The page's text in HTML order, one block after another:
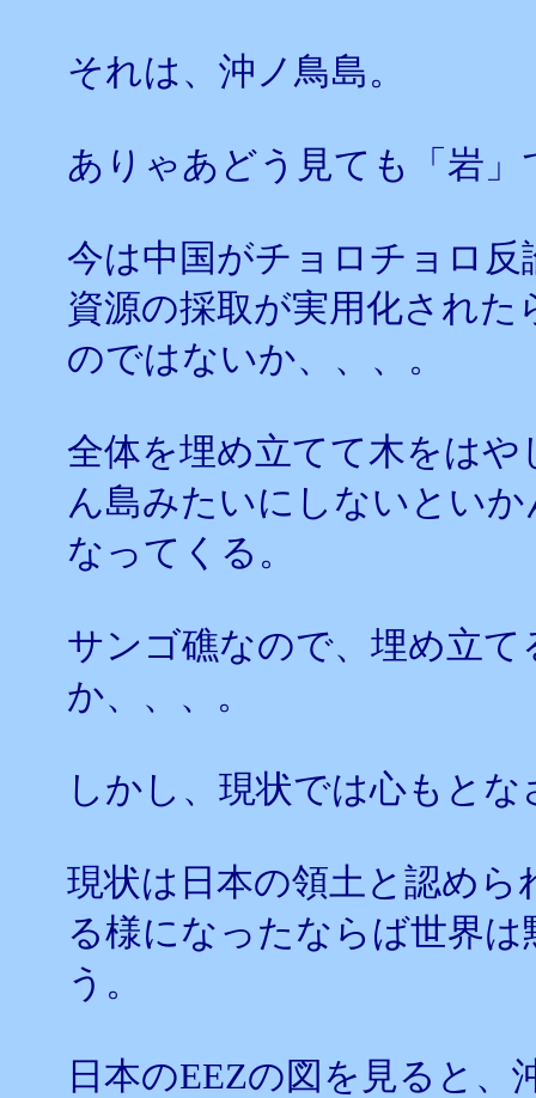
それは、沖ノ鳥島。
ありゃあどう見ても「岩
今は中国がチョロチョロ
資源の採取が実用化され
のではないか、、、。
全体を埋め立てて木をは
ん島みたいにしないとい
なってくる。
サンゴ礁なので、埋め立
か、、、。
しかし、現状では心もと
現状は日本の領土と認め
る様になったならば世界
う。
日本のEEZの図を見ると